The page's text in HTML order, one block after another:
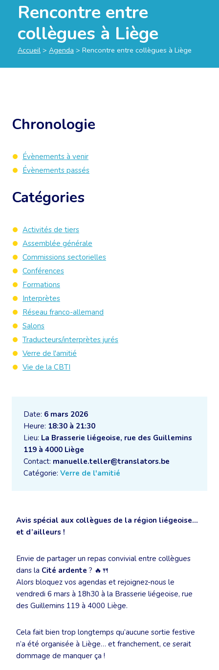
Rencontre entre
collègues à Liège
Accueil > Agenda > Rencontre entre collègues à Liège
Date: 6 mars 2026
Heure: 18:30 à 21:30
Lieu: La Brasserie liégeoise, rue des Guillemins
119 à 4000 Liège
Contact: manuelle.teller@translators.be
Catégorie: Verre de l'amitié
Avis spécial aux collègues de la région liégeoise…
et d’ailleurs !
Envie de partager un repas convivial entre collègues
dans la Cité ardente ? 🔥🍴
Alors bloquez vos agendas et rejoignez-nous le
vendredi 6 mars à 18h30 à la Brasserie liégeoise, rue
des Guillemins 119 à 4000 Liège.
Cela fait bien trop longtemps qu’aucune sortie festive
n’a été organisée à Liège… et franchement, ce serait
dommage de manquer ça !
Chronologie
Évènements à venir
Évènements passés
Catégories
Activités de tiers
Assemblée générale
Commissions sectorielles
Conférences
Formations
Interprètes
Réseau franco-allemand
Salons
Traducteurs/interprètes jurés
Verre de l'amitié
Vie de la CBTI